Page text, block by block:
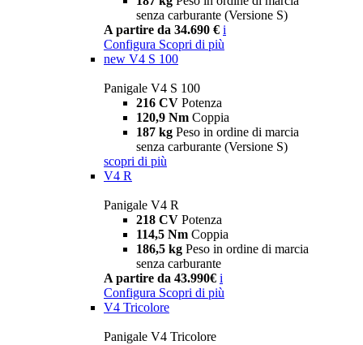
senza carburante (Versione S)
A partire da 34.690 € i
Configura Scopri di più
new V4 S 100
Panigale V4 S 100
216 CV Potenza
120,9 Nm Coppia
187 kg Peso in ordine di marcia
senza carburante (Versione S)
scopri di più
V4 R
Panigale V4 R
218 CV Potenza
114,5 Nm Coppia
186,5 kg Peso in ordine di marcia
senza carburante
A partire da 43.990€ i
Configura Scopri di più
V4 Tricolore
Panigale V4 Tricolore